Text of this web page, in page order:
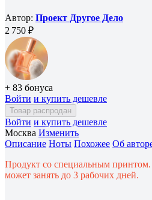
Автор: Проект Другое Дело
2 750 ₽
+ 83 бонуса
Войти и купить дешевле
Товар распродан
Войти и купить дешевле
Москва Изменить
Описание Ноты Похожее Об
Продукт со специальным принтом.
может занять до 3 рабочих дней.